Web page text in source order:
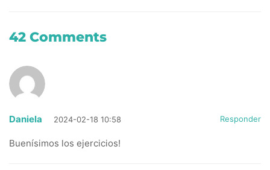
42 Comments
Daniela 2024-02-18 10:58 Responder
Buenísimos los ejercicios!